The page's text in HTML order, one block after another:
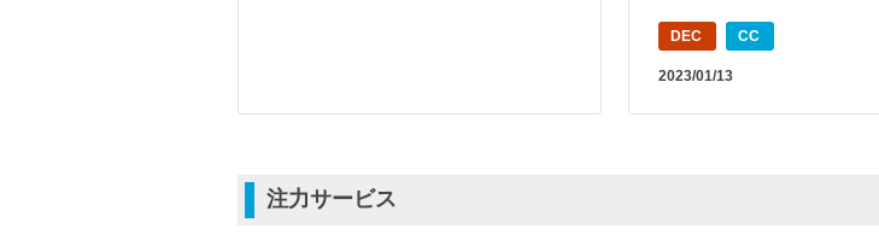
DEC CC
2023/01/13
注力サービス